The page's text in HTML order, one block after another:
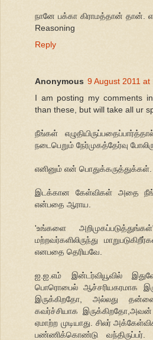
நானே பக்கா கிராமத்தான் தான்.
Reasoning
Reply
Anonymous 9 August 2011 at
I am posting my comments
than these, but will take all ur
நீங்கள்
நடைபெறும் நேர்முகத்தேர்வு
எனினும் என் பொதுக்கருத்துக்கள்.
இடக்கான கேள்விகள் அதை
என்பதை ஆராய.
'உங்களை
மற்றவர்களிலிருந்து
எனபதை தெரியவே.
ஐ.ஐ.எம் இன்டர்வியூவில்
பொரொபைல் ஆச்சரியகரமாக
இருக்கிறதோ, அல்லது தன்னை
கவர்ச்சியாக இருக்கிறதோ,அவன்
ஏமாற்ற முடியாது. சிலர்
பண்ணிக்கொண்டு